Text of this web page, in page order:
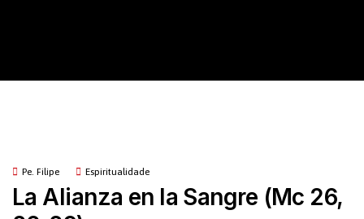
Pe. Filipe Espiritualidade
La Alianza en la Sangre (Mc 26,